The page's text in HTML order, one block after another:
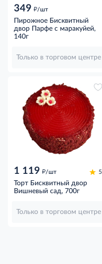
349 д/шт
Пирожное Бисквитный
двор Парфе с маракуйей,
140г
Только в торговом центре
1 119 д/шт 5
Торт Бисквитный двор
Вишневый сад, 700г
Только в торговом центре